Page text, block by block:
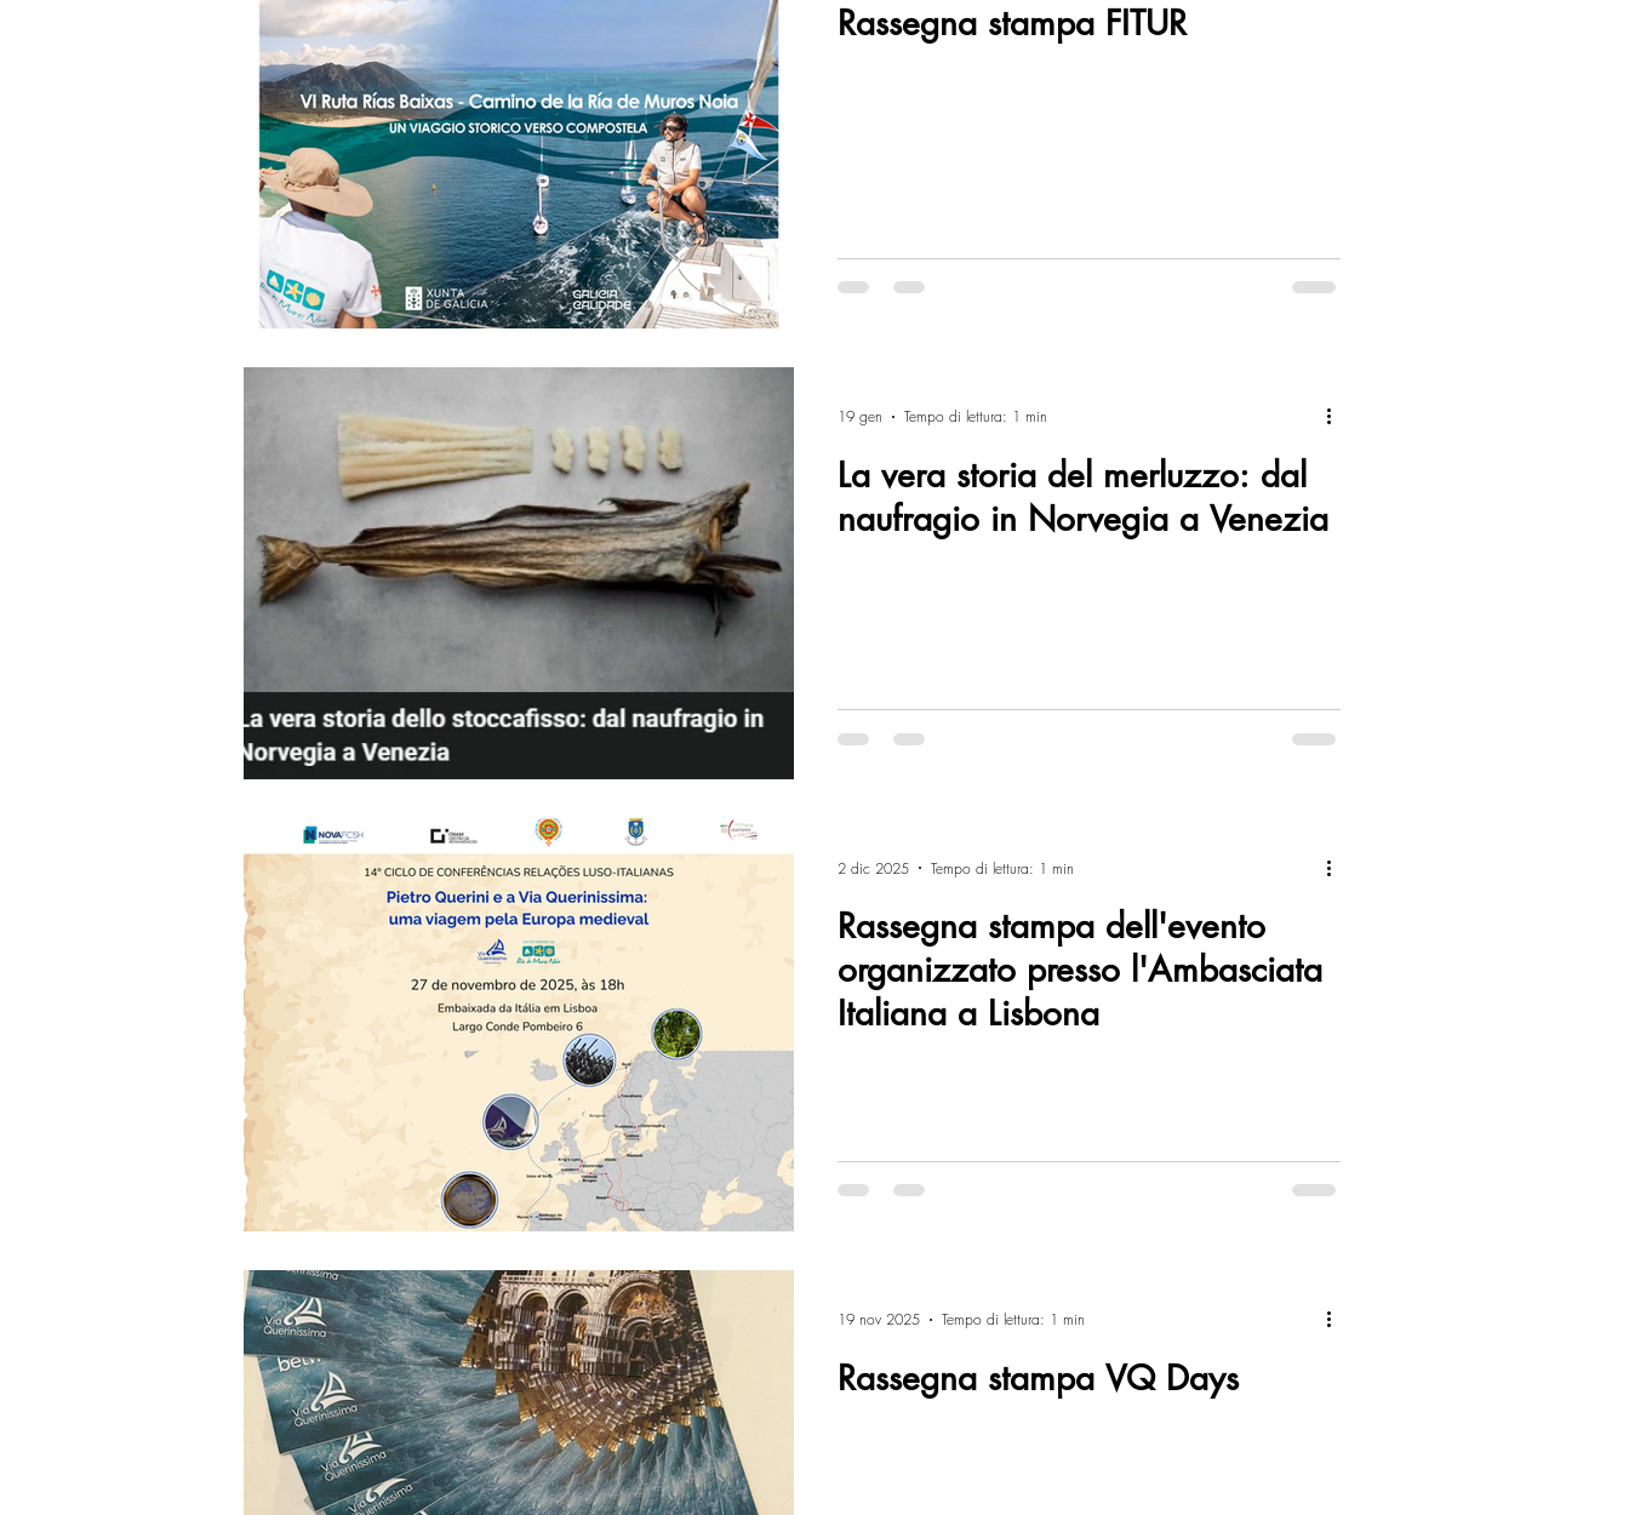
Rassegna stampa FITUR
La vera storia del merluzzo: dal
naufragio in Norvegia a Venezia
19 gen Tempo di lettura: 1 min
Rassegna stampa dell'evento
organizzato presso l'Ambasciata
Italiana a Lisbona
2 dic 2025 Tempo di lettura: 1 min
Rassegna stampa VQ Days
19 nov 2025 Tempo di lettura: 1 min